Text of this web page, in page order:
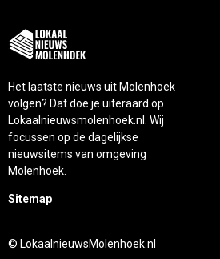
Het laatste nieuws uit Molenhoek
volgen? Dat doe je uiteraard op
Lokaalnieuwsmolenhoek.nl. Wij
focussen op de dagelijkse
nieuwsitems van omgeving
Molenhoek.
Sitemap
© LokaalnieuwsMolenhoek.nl